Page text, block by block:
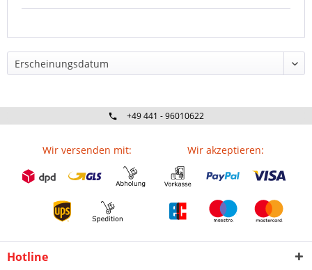
+49 441 - 96010622
Wir versenden mit: Wir akzeptieren:
Hotline